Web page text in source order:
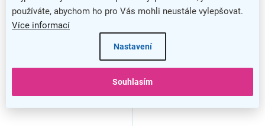
používáte, abychom ho pro Vás mohli neustále vylepšovat.
Více informací
Nastavení
Souhlasím
Dílenský stůl Basic, 120 x
80 cm, šedá - ral 7038
Dílenský stůl Basic, 120 x